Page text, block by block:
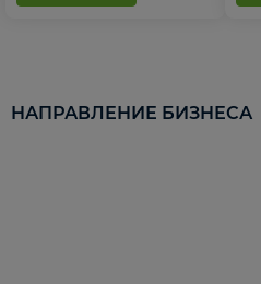
НАПРАВЛЕНИЕ БИЗНЕСА